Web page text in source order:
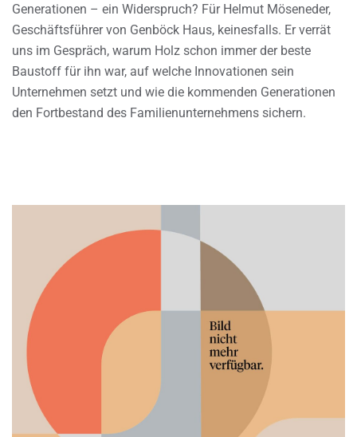
Generationen – ein Widerspruch? Für Helmut Möseneder,
Geschäftsführer von Genböck Haus, keinesfalls. Er verrät
uns im Gespräch, warum Holz schon immer der beste
Baustoff für ihn war, auf welche Innovationen sein
Unternehmen setzt und wie die kommenden Generationen
den Fortbestand des Familienunternehmens sichern.